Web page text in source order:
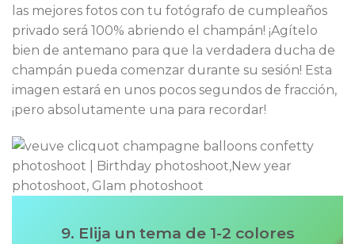
las mejores fotos con tu fotógrafo de cumpleaños
privado será 100% abriendo el champán! ¡Agítelo
bien de antemano para que la verdadera ducha de
champán pueda comenzar durante su sesión! Esta
imagen estará en unos pocos segundos de fracción,
¡pero absolutamente una para recordar!
9. Elija un tema de 1-2 colores